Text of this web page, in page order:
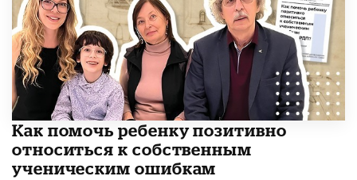
Как помочь ребенку позитивно
относиться к собственным
ученическим ошибкам